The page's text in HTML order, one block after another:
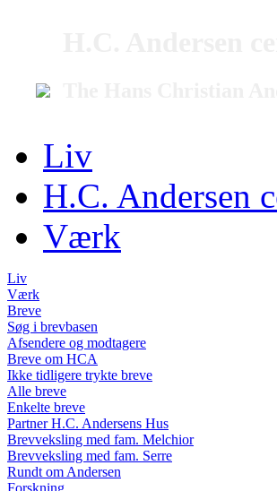
Liv
H.C. Andersen
Værk
Liv
Værk
Breve
Søg i brevbasen
Afsendere og modtagere
Breve om HCA
Ikke tidligere trykte breve
Alle breve
Enkelte breve
Partner H.C. Andersens Hus
Brevveksling med fam. Melchior
Brevveksling med fam. Serre
Rundt om Andersen
Forskning